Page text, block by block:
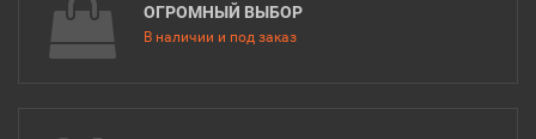
ОГРОМНЫЙ ВЫБОР
В наличии и под заказ